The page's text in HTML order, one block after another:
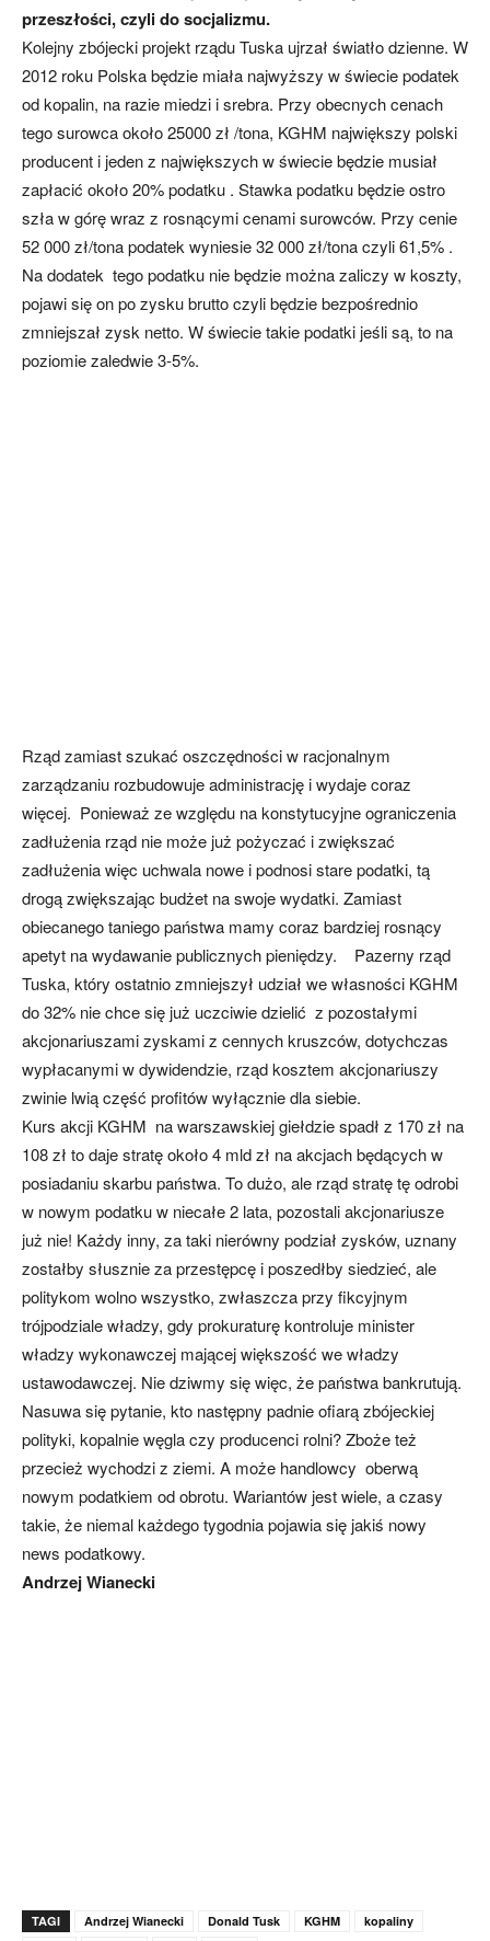
przeszłości, czyli do socjalizmu.
Kolejny zbójecki projekt rządu Tuska ujrzał światło dzienne. W
2012 roku Polska będzie miała najwyższy w świecie podatek
od kopalin, na razie miedzi i srebra. Przy obecnych cenach
tego surowca około 25000 zł /tona, KGHM największy polski
producent i jeden z największych w świecie będzie musiał
zapłacić około 20% podatku . Stawka podatku będzie ostro
szła w górę wraz z rosnącymi cenami surowców. Przy cenie
52 000 zł/tona podatek wyniesie 32 000 zł/tona czyli 61,5% .
Na dodatek tego podatku nie będzie można zaliczy w koszty,
pojawi się on po zysku brutto czyli będzie bezpośrednio
zmniejszał zysk netto. W świecie takie podatki jeśli są, to na
poziomie zaledwie 3-5%.
Rząd zamiast szukać oszczędności w racjonalnym
zarządzaniu rozbudowuje administrację i wydaje coraz
więcej. Ponieważ ze względu na konstytucyjne ograniczenia
zadłużenia rząd nie może już pożyczać i zwiększać
zadłużenia więc uchwala nowe i podnosi stare podatki, tą
drogą zwiększając budżet na swoje wydatki. Zamiast
obiecanego taniego państwa mamy coraz bardziej rosnący
apetyt na wydawanie publicznych pieniędzy. Pazerny rząd
Tuska, który ostatnio zmniejszył udział we własności KGHM
do 32% nie chce się już uczciwie dzielić z pozostałymi
akcjonariuszami zyskami z cennych kruszców, dotychczas
wypłacanymi w dywidendzie, rząd kosztem akcjonariuszy
zwinie lwią część profitów wyłącznie dla siebie.
Kurs akcji KGHM na warszawskiej giełdzie spadł z 170 zł na
108 zł to daje stratę około 4 mld zł na akcjach będących w
posiadaniu skarbu państwa. To dużo, ale rząd stratę tę odrobi
w nowym podatku w niecałe 2 lata, pozostali akcjonariusze
już nie! Każdy inny, za taki nierówny podział zysków, uznany
zostałby słusznie za przestępcę i poszedłby siedzieć, ale
politykom wolno wszystko, zwłaszcza przy fikcyjnym
trójpodziale władzy, gdy prokuraturę kontroluje minister
władzy wykonawczej mającej większość we władzy
ustawodawczej. Nie dziwmy się więc, że państwa bankrutują.
Nasuwa się pytanie, kto następny padnie ofiarą zbójeckiej
polityki, kopalnie węgla czy producenci rolni? Zboże też
przecież wychodzi z ziemi. A może handlowcy oberwą
nowym podatkiem od obrotu. Wariantów jest wiele, a czasy
takie, że niemal każdego tygodnia pojawia się jakiś nowy
news podatkowy.
Andrzej Wianecki
TAGI Andrzej Wianecki Donald Tusk KGHM
kopaliny